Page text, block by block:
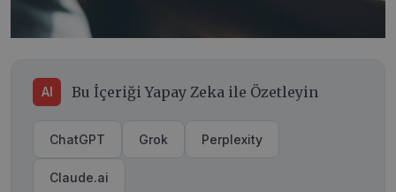
AI Bu İçeriği Yapay Zeka ile Özetleyin
ChatGPT Grok Perplexity
Claude.ai